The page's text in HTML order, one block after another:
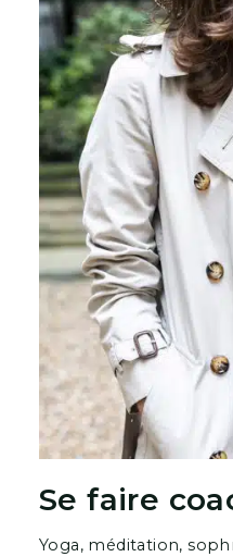
Se faire
Yoga, méditation,